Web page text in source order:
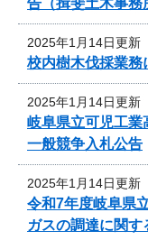
2025年1月14日更新
校内樹木伐採業務
2025年1月14日更新
岐阜県立可児工業
一般競争入札公告
2025年1月14日更新
令和7年度岐阜県
ガスの調達に関